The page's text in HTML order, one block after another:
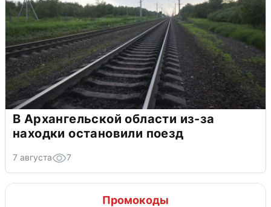
В Архангельской области из-за
находки остановили поезд
7 августа 7
Промокоды